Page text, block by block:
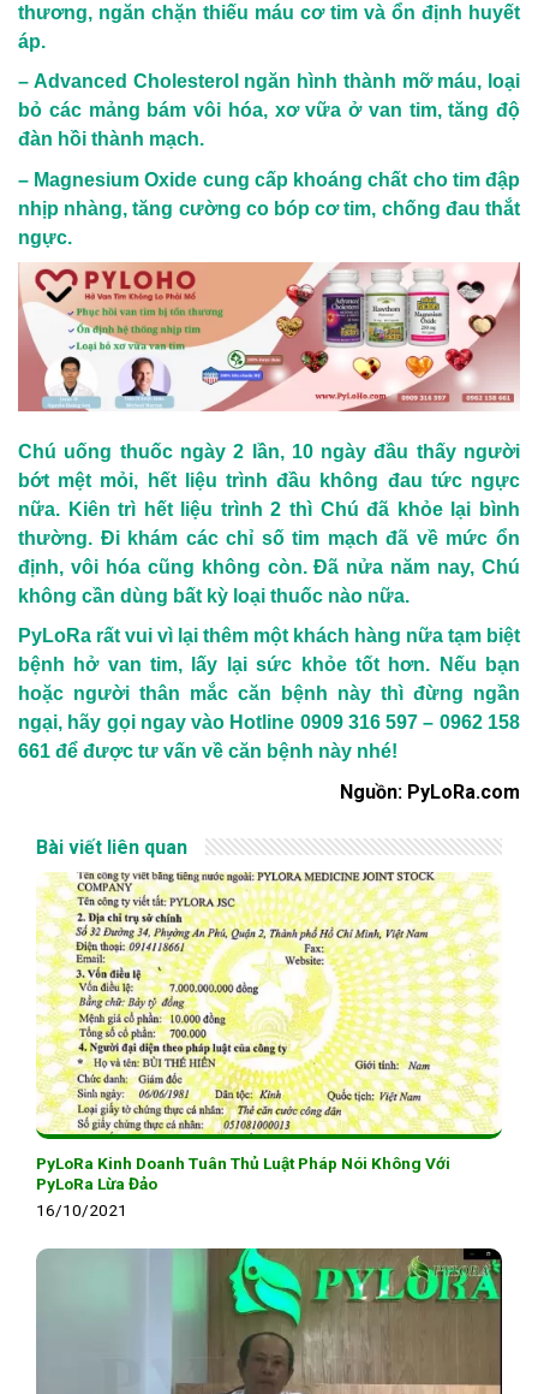
thương, ngăn chặn thiếu máu cơ tim và ổn định huyết
áp.
– Advanced Cholesterol ngăn hình thành mỡ máu, loại
bỏ các mảng bám vôi hóa, xơ vữa ở van tim, tăng độ
đàn hồi thành mạch.
– Magnesium Oxide cung cấp khoáng chất cho tim đập
nhịp nhàng, tăng cường co bóp cơ tim, chống đau thắt
ngực.
Chú uống thuốc ngày 2 lần, 10 ngày đầu thấy người
bớt mệt mỏi, hết liệu trình đầu không đau tức ngực
nữa. Kiên trì hết liệu trình 2 thì Chú đã khỏe lại bình
thường. Đi khám các chỉ số tim mạch đã về mức ổn
định, vôi hóa cũng không còn. Đã nửa năm nay, Chú
không cần dùng bất kỳ loại thuốc nào nữa.
PyLoRa rất vui vì lại thêm một khách hàng nữa tạm biệt
bệnh hở van tim, lấy lại sức khỏe tốt hơn. Nếu bạn
hoặc người thân mắc căn bệnh này thì đừng ngần
ngại, hãy gọi ngay vào Hotline 0909 316 597 – 0962 158
661 để được tư vấn về căn bệnh này nhé!
Nguồn: PyLoRa.com
Bài viết liên quan
PyLoRa Kinh Doanh Tuân Thủ Luật Pháp Nói Không Với
PyLoRa Lừa Đảo
16/10/2021